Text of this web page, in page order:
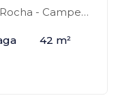
Leste, Florianópolis-SC
42 m²